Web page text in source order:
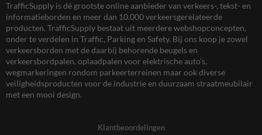
TrafficSupply is dé grootste online aanbieder van verkeers-, tekst- en
informatieborden en meer dan 10.000 verkeersgerelateerde
producten. TrafficSupply bestaat uit meerdere webshopconcepten,
onder te verdelen in Traffic, Parking en Safety. Bij ons koop je zowel
verkeersborden met de daarbij behorende beugels en
verkeersbordpalen, oplaadpalen voor elektrische auto’s,
wegmarkeringen rondom parkeerterreinen maar ook diverse
veiligheidsproducten voor de industrie en duurzaam straatmeubilair
met een mooi design.
Klantbeoordelingen